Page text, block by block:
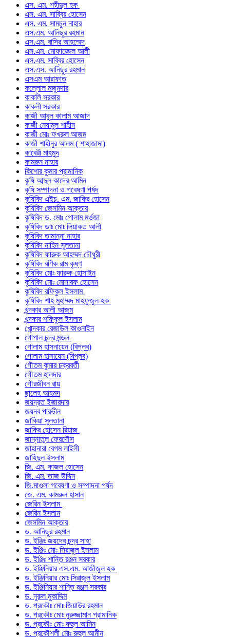
এস. এম. শহীদুল হক
এস. এম. সাব্বির হোসেন
এস. এম. সামচুন নাহার
এস.এম. আনিছুর রহমান
এস.এম. বাসির আহম্মেদ
এস.এম. মোফাজ্জেল আলী
এস.এম. সাব্বির হোসেন
এস.এস. আনিছুর রহমান
এসএম আরাফাত
কল্লোল মজুমদার
কাকলি সরকার
কাকলী সরকার
কাজী আবুল কালাম আজাদ
কাজী নেয়ামুল শাহীন
কাজী মোঃ ফখরুল আজম
কাজী শাহীনুর আলম ( শাহাজাদা)
কাবেরী মাহমুদ
কামরুন নাহার
কিশোর কুমার প্রামানিক
কৃষি আব্দুল কাদের আমিন
কৃষি সম্পাদনা ও গবেষণা পর্ষদ
কৃষিবিদ এইচ. এম. জাকির হোসেন
কৃষিবিদ জেসমিন আক্তার
কৃষিবিদ ড. মোঃ গোলাম মর্ওজা
কৃষিবিদ ডাঃ মোঃ লিয়াকত আলী
কৃষিবিদ তামান্না নাহার
কৃষিবিদ নাহিন সুলতানা
কৃষিবিদ ফারুক আহম্মদ চৌধুরী
কৃষিবিদ বণিক রাম কৃষ্ণ
কৃষিবিদ মোঃ ফারুক হোসাইন
কৃষিবিদ মোঃ মোসারফ হোসেন
কৃষিবিদ রফিকুল ইসলাম
কৃষিবিদ শাহ মুহাম্মদ মাহফুজুল হক
খন্দকার আলী আজম
খন্দকার শফিকুল ইসলাম
খোন্দকার রেজাউল কাওনাইন
গোপাল চন্দ্র মন্ডল
গোলাম হাসনায়েন (বিপ্লব)
গোলাম হাসায়েন (বিপ্লব)
গৌতম কুমার চক্রবর্তী
গৌতম হালদার
গৌরজীবন রায়
ছালেহ আহমদ
জয়দ্রত ইজারদার
জয়নব পারভীন
জাকিয়া সুলতানা
জাকির হোসেন রিয়াজ
জান্নাতুল ফেরদৌস
জাহানারা বেগম লাইলী
জাহিদুল ইসলাম
জি. এম. কাজল হোসেন
জি. এম. তাজ উদ্দিন
জি.মাওলা গবেষণা ও সম্পাদনা পর্ষদ
জে. এম. কামরুল হাসান
জেরিন ইসলাম
জেরিন ইসলাম
জেসমিন আক্তার
ড. আনিছুর রহমান
ড. ইঞ্জিঃ জয়দেব চন্দ্র সাহা
ড. ইঞ্জিঃ মোঃ সিরাজুল ইসলাম
ড. ইঞ্জিঃ শান্তি রঞ্জন সরকার
ড. ইঞ্জিনিয়ার এস.এম. আজীজুল হক
ড. ইঞ্জিনিয়ার মোঃ সিরাজুল ইসলাম
ড. ইঞ্জিনিয়ার শান্তি রঞ্জন সরকার
ড. নুরুল মুকাদ্দিম
ড. প্রকৌঃ মোঃ জিয়াউর রহমান
ড. প্রকৌঃ মোঃ নুরুজ্জামান প্রামানিক
ড. প্রকৌঃ মোঃ রুহুল আমিন
ড. প্রকৌশলী মোঃ রুহুল আমীন